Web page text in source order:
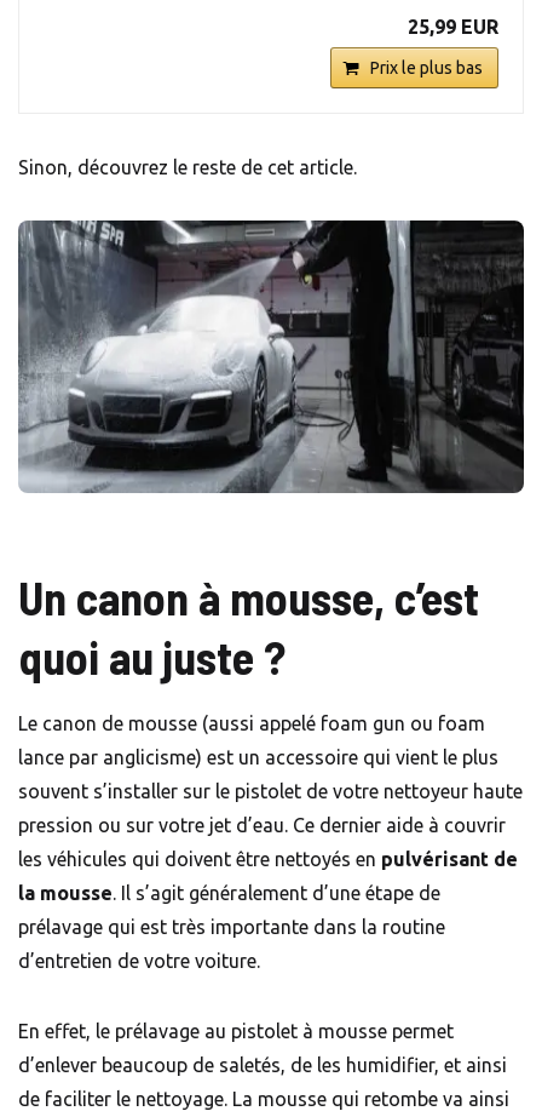
25,99 EUR
Prix le plus bas
Sinon, découvrez le reste de cet article.
Un canon à mousse, c’est
quoi au juste ?
Le canon de mousse (aussi appelé foam gun ou foam
lance par anglicisme) est un accessoire qui vient le plus
souvent s’installer sur le pistolet de votre nettoyeur haute
pression ou sur votre jet d’eau. Ce dernier aide à couvrir
les véhicules qui doivent être nettoyés en pulvérisant de
la mousse. Il s’agit généralement d’une étape de
prélavage qui est très importante dans la routine
d’entretien de votre voiture.
En effet, le prélavage au pistolet à mousse permet
d’enlever beaucoup de saletés, de les humidifier, et ainsi
de faciliter le nettoyage. La mousse qui retombe va ainsi